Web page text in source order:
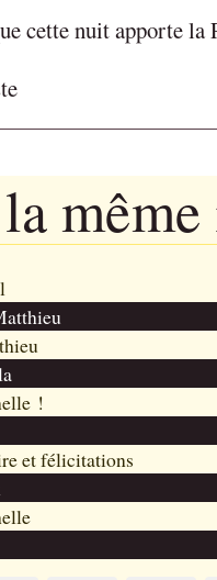
cette nuit apporte la
!
et félicitations